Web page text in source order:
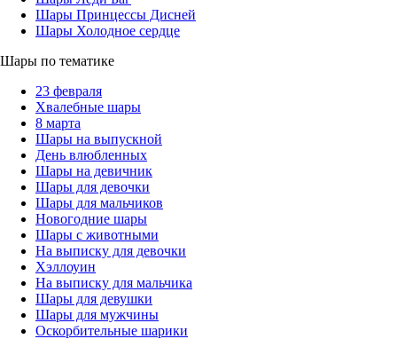
Шары Принцессы Дисней
Шары Холодное сердце
Шары по тематике
23 февраля
Хвалебные шары
8 марта
Шары на выпускной
День влюбленных
Шары на девичник
Шары для девочки
Шары для мальчиков
Новогодние шары
Шары с животными
На выписку для девочки
Хэллоуин
На выписку для мальчика
Шары для девушки
Шары для мужчины
Оскорбительные шарики